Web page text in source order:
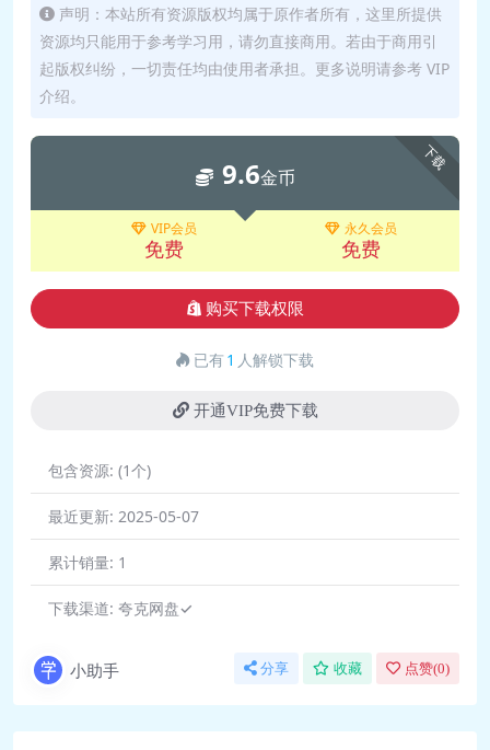
绍.mp4 37.0M
🎥 06.Python语言介
绍.mp4 27.3M
型语言对比.mp4 31.1M
🎥 08.Python环境搭
🎥 09.Python入门案例-
要).mp4 62.6M
🎥 10.PyCharm基本设置
和常用插件.mp4 21.2M
顾.mp4 28.5M
门.mp4 34.6M
字.mp4 46.1M
🎥 16.输出
声明：本站所有资源版权均属于原作者所有，这里所提供
资源均只能用于参考学习用，请勿直接商用。若由于商用引
起版权纠纷，一切责任均由使用者承担。更多说明请参考 VIP
介绍。
下载
9.6金币
VIP会员
免费
永久会员
免费
购买下载权限
已有1 人解锁下载
开通VIP免费下载
包含资源: (1个)
最近更新: 2025-05-07
累计销量: 1
下载渠道: 夸克网盘✓
小助手 分享 收藏 点赞(0)